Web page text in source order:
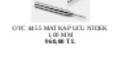
OYC 4455 MATKAP UCU NİDEK
1,00 MM